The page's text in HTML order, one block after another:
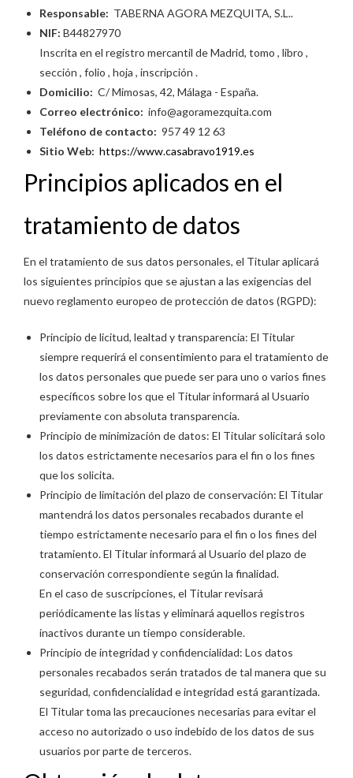
Responsable: TABERNA AGORA MEZQUITA, S.L..
NIF: B44827970
Inscrita en el registro mercantil de Madrid, tomo , libro ,
sección , folio , hoja , inscripción .
Domicilio: C/ Mimosas, 42, Málaga - España.
Correo electrónico: info@agoramezquita.com
Teléfono de contacto: 957 49 12 63
Sitio Web: https://www.casabravo1919.es
Principios aplicados en el
tratamiento de datos
En el tratamiento de sus datos personales, el Titular aplicará
los siguientes principios que se ajustan a las exigencias del
nuevo reglamento europeo de protección de datos (RGPD):
Principio de licitud, lealtad y transparencia: El Titular
siempre requerirá el consentimiento para el tratamiento de
los datos personales que puede ser para uno o varios fines
específicos sobre los que el Titular informará al Usuario
previamente con absoluta transparencia.
Principio de minimización de datos: El Titular solicitará solo
los datos estrictamente necesarios para el fin o los fines
que los solicita.
Principio de limitación del plazo de conservación: El Titular
mantendrá los datos personales recabados durante el
tiempo estrictamente necesario para el fin o los fines del
tratamiento. El Titular informará al Usuario del plazo de
conservación correspondiente según la finalidad.
En el caso de suscripciones, el Titular revisará
periódicamente las listas y eliminará aquellos registros
inactivos durante un tiempo considerable.
Principio de integridad y confidencialidad: Los datos
personales recabados serán tratados de tal manera que su
seguridad, confidencialidad e integridad está garantizada.
El Titular toma las precauciones necesarias para evitar el
acceso no autorizado o uso indebido de los datos de sus
usuarios por parte de terceros.